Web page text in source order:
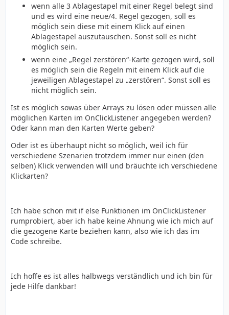
wenn alle 3 Ablagestapel mit einer Regel belegt sind
und es wird eine neue/4. Regel gezogen, soll es
möglich sein diese mit einem Klick auf einen
Ablagestapel auszutauschen. Sonst soll es nicht
möglich sein.
wenn eine „Regel zerstören“-Karte gezogen wird, soll
es möglich sein die Regeln mit einem Klick auf die
jeweiligen Ablagestapel zu „zerstören“. Sonst soll es
nicht möglich sein.
Ist es möglich sowas über Arrays zu lösen oder müssen alle
möglichen Karten im OnClickListener angegeben werden?
Oder kann man den Karten Werte geben?
Oder ist es überhaupt nicht so möglich, weil ich für
verschiedene Szenarien trotzdem immer nur einen (den
selben) Klick verwenden will und bräuchte ich verschiedene
Klickarten?
Ich habe schon mit if else Funktionen im OnClickListener
rumprobiert, aber ich habe keine Ahnung wie ich mich auf
die gezogene Karte beziehen kann, also wie ich das im
Code schreibe.
Ich hoffe es ist alles halbwegs verständlich und ich bin für
jede Hilfe dankbar!